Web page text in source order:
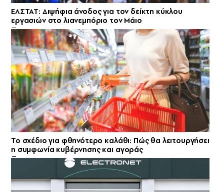
ΕΛΣΤΑΤ: Διψήφια άνοδος για τον δείκτη κύκλου
εργασιών στο λιανεμπόριο τον Μάιο
Το σχέδιο για φθηνότερο καλάθι: Πώς θα λειτουργήσει
η συμφωνία κυβέρνησης και αγοράς